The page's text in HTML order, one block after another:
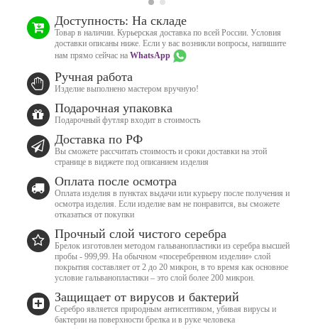
Доступность: На складе
Товар в наличии. Курьерская доставка по всей России. Условия
доставки описаны ниже. Если у вас возникли вопросы, напишите
нам прямо сейчас на WhatsApp
Ручная работа
Изделие выполнено мастером вручную!
Подарочная упаковка
Подарочный футляр входит в стоимость
Доставка по РФ
Вы сможете рассчитать стоимость и сроки доставки на этой
странице в виджете под описанием изделия
Оплата после осмотра
Оплата изделия в пунктах выдачи или курьеру после получения и
осмотра изделия. Если изделие вам не понравится, вы сможете
отказаться от покупки
Прочный слой чистого серебра
Брелок изготовлен методом гальванопластики из серебра высшей
пробы - 999,99. На обычном «посеребренном изделии» слой
покрытия составляет от 2 до 20 микрон, в то время как основное
условие гальванопластики – это слой более 200 микрон.
Защищает от вирусов и бактерий
Серебро является природным антисептиком, убивая вирусы и
бактерии на поверхности брелка и в руке человека